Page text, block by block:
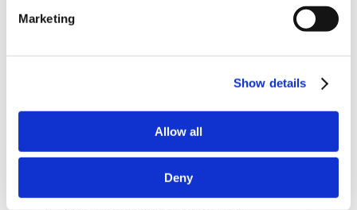
Marketing
Show details
Allow all
Deny
【ホスカル】保管中、冬場に凍結してしまっ
【アラフェスタ】効果や施用方法について教え
■効果 日照不足や寒さなどで植物の代謝が悪くなる時期に施用す
【ネイチャーエイド】株元にかけるだけではな